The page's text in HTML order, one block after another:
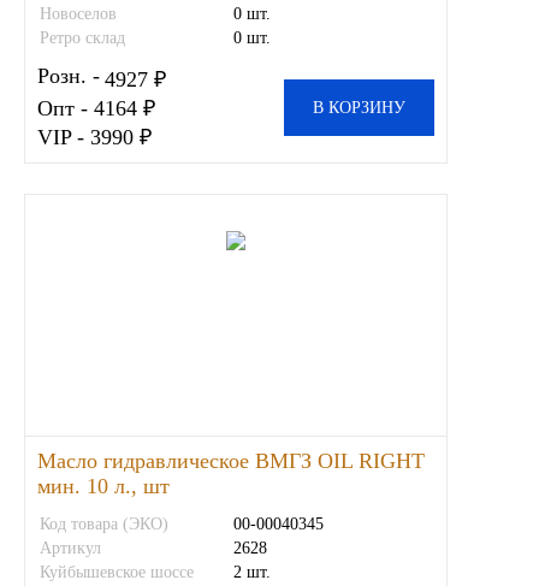
Новоселов
0 шт.
Ретро склад
0 шт.
Розн. - 4927 ₽
Опт - 4164 ₽
VIP - 3990 ₽
В КОРЗИНУ
Масло гидравлическое ВМГЗ OIL RIGHT
мин. 10 л., шт
Код товара (ЭКО)
00-00040345
Артикул
2628
Куйбышевское шоссе
2 шт.